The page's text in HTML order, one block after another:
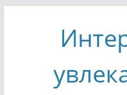
содержимому